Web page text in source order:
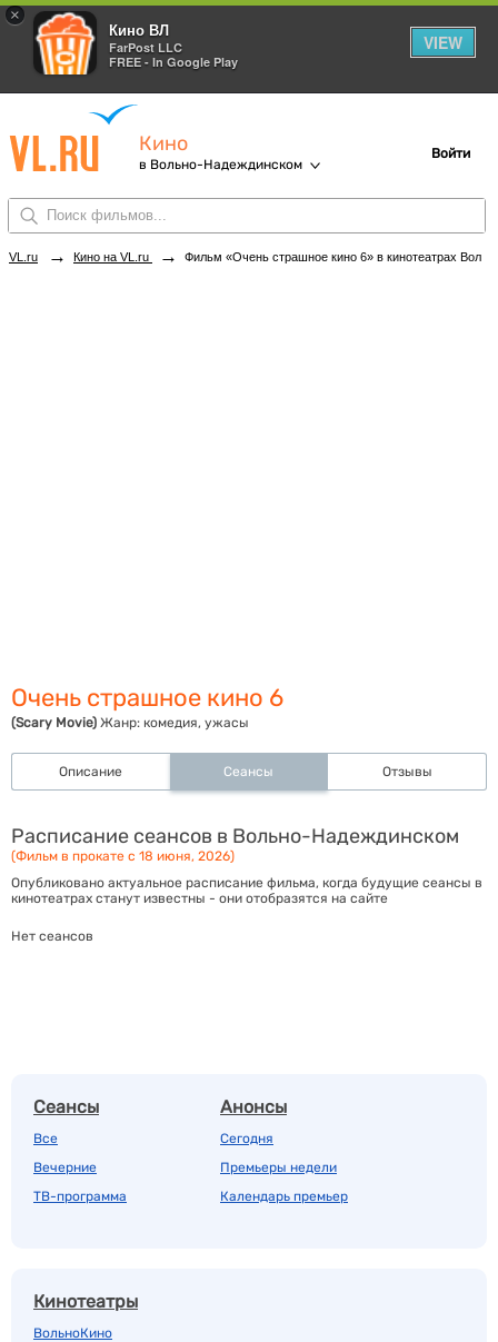
×
Кино ВЛ
FarPost LLC
FREE - In Google Play
VIEW
Кино
в Вольно-Надеждинском
Войти
VL.ru → Кино на VL.ru → Фильм «Очень страшное кино 6» в кинотеатрах Вольно-Надеждинского. Купить билеты!
Очень страшное кино 6
(Scary Movie) Жанр: комедия, ужасы
Описание Сеансы Отзывы
Расписание сеансов в Вольно-Надеждинском
(Фильм в прокате с 18 июня, 2026)
Опубликовано актуальное расписание фильма, когда будущие сеансы в
кинотеатрах станут известны - они отобразятся на сайте
Нет сеансов
Сеансы
Все
Вечерние
ТВ-программа
Анонсы
Сегодня
Премьеры недели
Календарь премьер
Кинотеатры
ВольноКино